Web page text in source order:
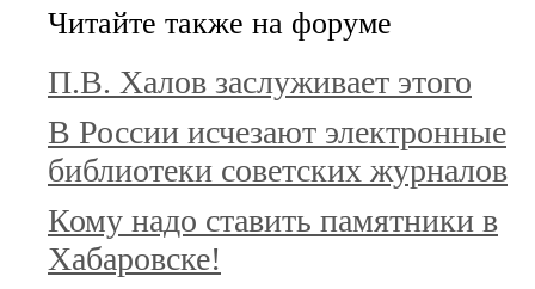
Читайте также на форуме
П.В. Халов заслуживает этого
В России исчезают электронные
библиотеки советских журналов
Кому надо ставить памятники в
Хабаровске!